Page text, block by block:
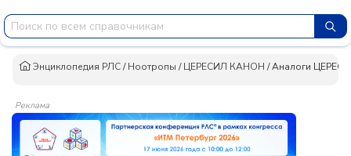
Энциклопедия РЛС/Ноотропы /ЦЕРЕСИЛ КАНОН /Аналоги
Реклама